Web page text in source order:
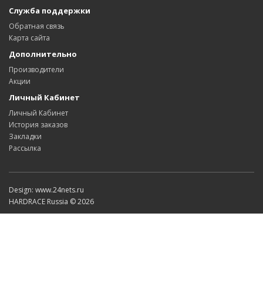
Служба поддержки
Обратная связь
Карта сайта
Дополнительно
Производители
Акции
Личный Кабинет
Личный Кабинет
История заказов
Закладки
Рассылка
Design: www.24nets.ru
HARDRACE Russia © 2026